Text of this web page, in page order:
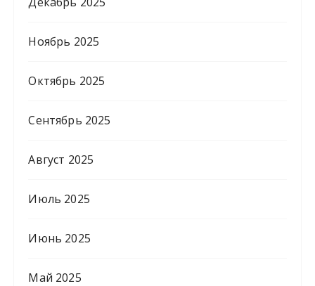
Ноябрь 2025
Октябрь 2025
Сентябрь 2025
Август 2025
Июль 2025
Июнь 2025
Май 2025